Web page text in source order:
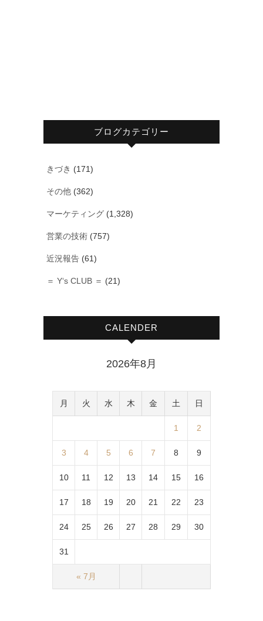
ブログカテゴリー
きづき (171)
その他 (362)
マーケティング (1,328)
営業の技術 (757)
近況報告 (61)
＝ Y‘s CLUB ＝ (21)
CALENDER
2026年8月
月 火 水 木 金 土 日
« 7月
1 2
3 4 5 6 7 8 9
10 11 12 13 14 15 16
17 18 19 20 21 22 23
24 25 26 27 28 29 30
31